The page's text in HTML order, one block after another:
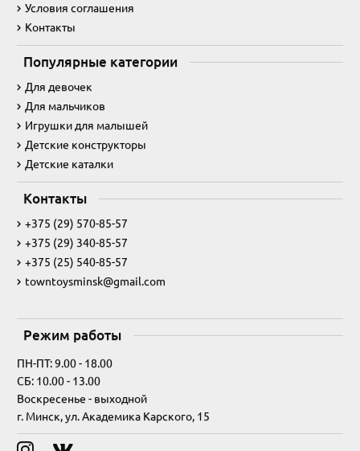
Условия соглашения
Контакты
Популярные категории
Для девочек
Для мальчиков
Игрушки для малышей
Детские конструкторы
Детские каталки
Контакты
+375 (29) 570-85-57
+375 (29) 340-85-57
+375 (25) 540-85-57
towntoysminsk@gmail.com
Режим работы
ПН-ПТ: 9.00 - 18.00
СБ: 10.00 - 13.00
Воскресенье - выходной
г. Минск, ул. Академика Карского, 15